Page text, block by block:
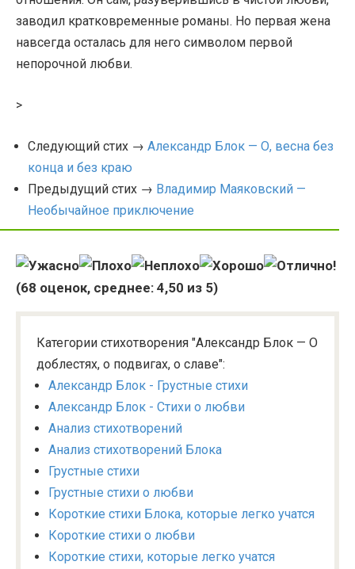
заводил кратковременные романы. Но первая жена
навсегда осталась для него символом первой
непорочной любви.
>
Следующий стих → Александр Блок — О, весна без
конца и без краю
Предыдущий стих → Владимир Маяковский —
Необычайное приключение
(68 оценок, среднее: 4,50 из 5)
Категории стихотворения "Александр Блок — О
доблестях, о подвигах, о славе":
Александр Блок - Грустные стихи
Александр Блок - Стихи о любви
Анализ стихотворений
Анализ стихотворений Блока
Грустные стихи
Грустные стихи о любви
Короткие стихи Блока, которые легко учатся
Короткие стихи о любви
Короткие стихи, которые легко учатся